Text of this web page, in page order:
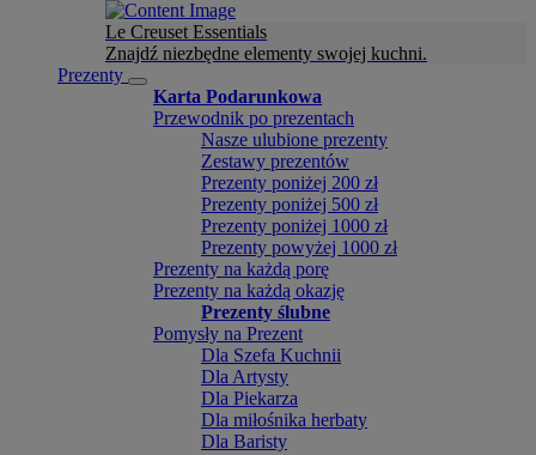
Le Creuset Essentials
Znajdź niezbędne elementy swojej kuchni.
Prezenty
Karta Podarunkowa
Przewodnik po prezentach
Nasze ulubione prezenty
Zestawy prezentów
Prezenty poniżej 200 zł
Prezenty poniżej 500 zł
Prezenty poniżej 1000 zł
Prezenty powyżej 1000 zł
Prezenty na każdą porę
Prezenty na każdą okazję
Prezenty ślubne
Pomysły na Prezent
Dla Szefa Kuchnii
Dla Artysty
Dla Piekarza
Dla miłośnika herbaty
Dla Baristy